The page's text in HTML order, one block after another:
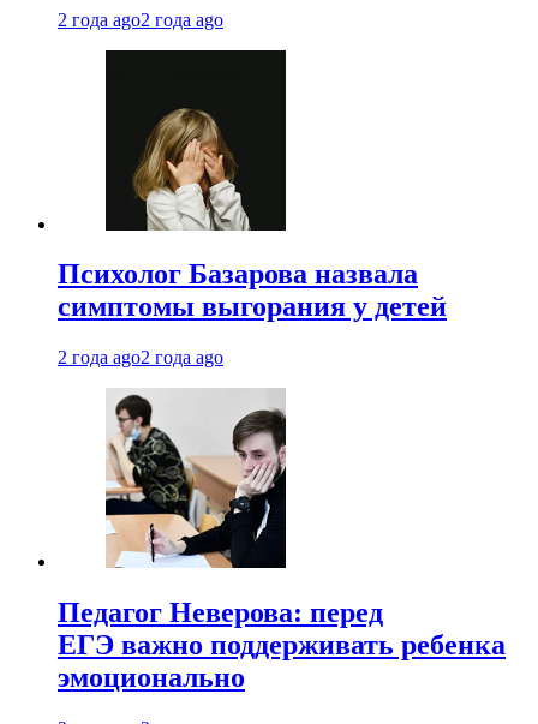
2 года ago2 года ago
Психолог Базарова назвала
симптомы выгорания у детей
2 года ago2 года ago
Педагог Неверова: перед
ЕГЭ важно поддерживать ребенка
эмоционально